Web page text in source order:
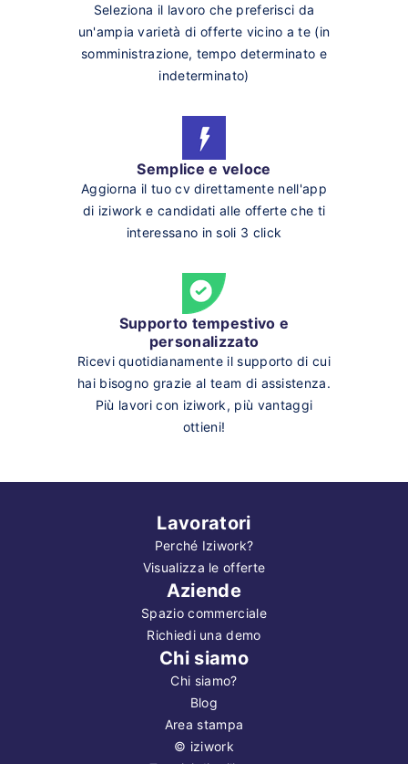
Seleziona il lavoro che preferisci da
un'ampia varietà di offerte vicino a te (in
somministrazione, tempo determinato e
indeterminato)
Semplice e veloce
Aggiorna il tuo cv direttamente nell'app
di iziwork e candidati alle offerte che ti
interessano in soli 3 click
Supporto tempestivo e
personalizzato
Ricevi quotidianamente il supporto di cui
hai bisogno grazie al team di assistenza.
Più lavori con iziwork, più vantaggi
ottieni!
Lavoratori
Perché Iziwork?
Visualizza le offerte
Aziende
Spazio commerciale
Richiedi una demo
Chi siamo
Chi siamo?
Blog
Area stampa
© iziwork